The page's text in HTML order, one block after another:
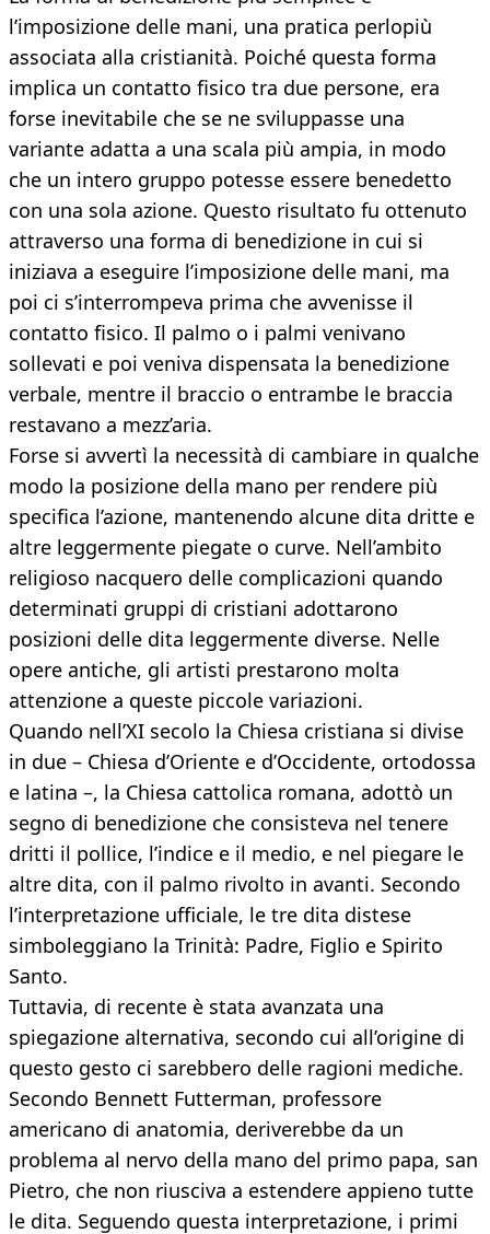
l’imposizione delle mani, una pratica perlopiù
associata alla cristianità. Poiché questa forma
implica un contatto fisico tra due persone, era
forse inevitabile che se ne sviluppasse una
variante adatta a una scala più ampia, in modo
che un intero gruppo potesse essere benedetto
con una sola azione. Questo risultato fu ottenuto
attraverso una forma di benedizione in cui si
iniziava a eseguire l’imposizione delle mani, ma
poi ci s’interrompeva prima che avvenisse il
contatto fisico. Il palmo o i palmi venivano
sollevati e poi veniva dispensata la benedizione
verbale, mentre il braccio o entrambe le braccia
restavano a mezz’aria.
Forse si avvertì la necessità di cambiare in qualche
modo la posizione della mano per rendere più
specifica l’azione, mantenendo alcune dita dritte e
altre leggermente piegate o curve. Nell’ambito
religioso nacquero delle complicazioni quando
determinati gruppi di cristiani adottarono
posizioni delle dita leggermente diverse. Nelle
opere antiche, gli artisti prestarono molta
attenzione a queste piccole variazioni.
Quando nell’XI secolo la Chiesa cristiana si divise
in due – Chiesa d’Oriente e d’Occidente, ortodossa
e latina –, la Chiesa cattolica romana, adottò un
segno di benedizione che consisteva nel tenere
dritti il pollice, l’indice e il medio, e nel piegare le
altre dita, con il palmo rivolto in avanti. Secondo
l’interpretazione ufficiale, le tre dita distese
simboleggiano la Trinità: Padre, Figlio e Spirito
Santo.
Tuttavia, di recente è stata avanzata una
spiegazione alternativa, secondo cui all’origine di
questo gesto ci sarebbero delle ragioni mediche.
Secondo Bennett Futterman, professore
americano di anatomia, deriverebbe da un
problema al nervo della mano del primo papa, san
Pietro, che non riusciva a estendere appieno tutte
le dita. Seguendo questa interpretazione, i primi